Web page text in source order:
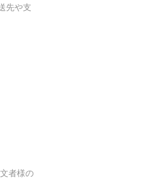
先や支
者様の